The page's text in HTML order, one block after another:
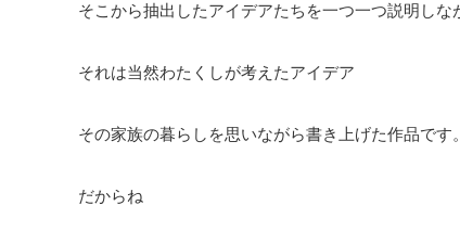
そこから抽出したアイデアたちを一つ一つ説明し
それは当然わたくしが考えたアイデア
その家族の暮らしを思いながら書き上げた作品です。
だからね